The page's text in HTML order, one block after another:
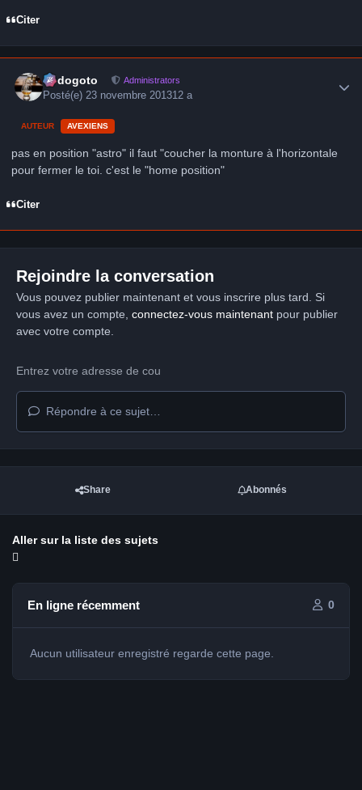
Citer
frédogoto Administrators
Posté(e) 23 novembre 201312 a
AUTEUR AVEXIENS
pas en position "astro" il faut "coucher la monture à l'horizontale
pour fermer le toi. c'est le "home position"
Citer
Rejoindre la conversation
Vous pouvez publier maintenant et vous inscrire plus tard. Si
vous avez un compte, connectez-vous maintenantpour publier
avec votre compte.
Répondre à ce sujet…
Share Abonnés
Aller sur la liste des sujets
En ligne récemment 0
Aucun utilisateur enregistré regarde cette page.